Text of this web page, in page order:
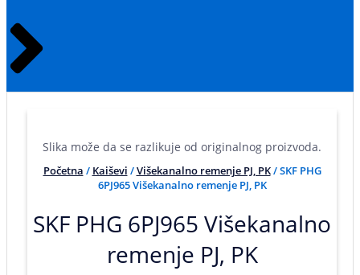
Slika može da se razlikuje od originalnog proizvoda.
Početna / Kaiševi /Višekanalno remenje PJ, PK/ SKF PHG
6PJ965 Višekanalno remenje PJ, PK
SKF PHG 6PJ965 Višekanalno
remenje PJ, PK